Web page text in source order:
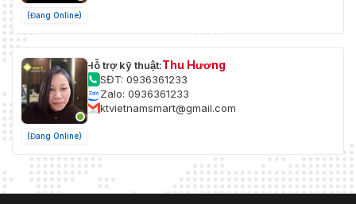
(Đang Online)
(Đang Online)
Hỗ trợ kỹ thuật:Thu Hương
SĐT: 0936361233
Zalo: 0936361233
ktvietnamsmart@gmail.com